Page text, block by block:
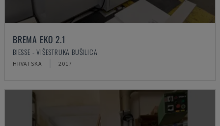
BREMA EKO 2.1
BIESSE - VIŠESTRUKA BUŠILICA
HRVATSKA 2017